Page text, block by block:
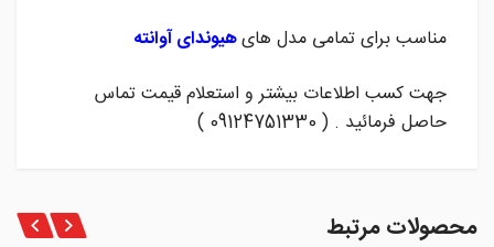
مناسب برای تمامی مدل هایهیوندای آوانته
جهت کسب اطلاعات بیشتر و استعلام قیمت تماس
حاصل فرمائید . ( 09124751330 )
محصولات مرتبط